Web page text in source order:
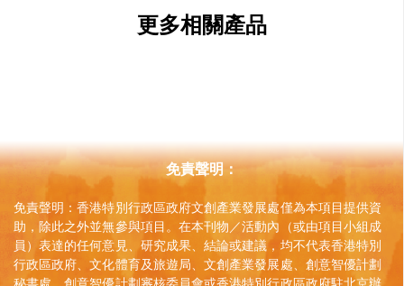
區麗兒
職位
董事 副總經理
電郵
alva@cosmosbooks.com.hk
電話
更多相關產品
免責聲明：
免責聲明：香港特別行政區政府文創產業發展處僅為本項目提供資
助，除此之外並無參與項目。在本刊物／活動內（或由項目小組成
員）表達的任何意見、研究成果、結論或建議，均不代表香港特別
行政區政府、文化體育及旅遊局、文創產業發展處、創意智優計劃